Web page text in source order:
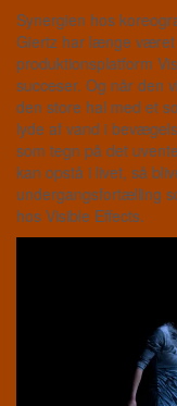
Synergien hos
Giertz har længe
produktionsplatform
succeser. Og når den
den store hal med et
lyde af vand i
som tegn på det
kan opstå i livet, så
undergangsfortælling
hos Visible Effects.